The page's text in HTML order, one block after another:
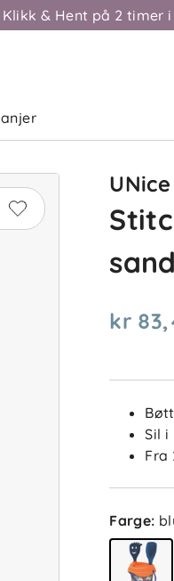
Klikk & Hent på 2 timer
UNice
kr
Sil i
Fra
Farge: